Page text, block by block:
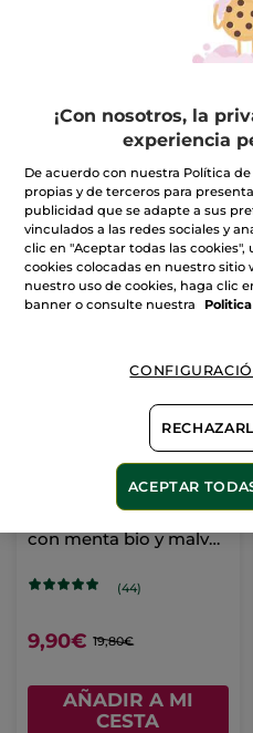
Absorción
(853)
4,95€ 9,90€
AÑADIR A MI
CESTA
con menta bio y malva
(44)
9,90€ 19,80€
AÑADIR A MI
CESTA
¡Con nosotros, la
experiencia
De acuerdo con nuestra Política
propias y de terceros para
publicidad que se adapte a sus
vinculados a las redes sociales y
clic en "Aceptar todas las
cookies colocadas en nuestro sitio
nuestro uso de cookies, haga clic
banner o consulte nuestra
ACEPTAR